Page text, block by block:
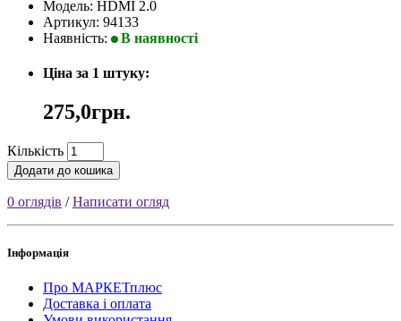
Модель: HDMI 2.0
Артикул: 94133
Наявність:
В наявності
Ціна за 1 штуку:
275,0грн.
Кількість
Додати до кошика
0 оглядів /Написати огляд
Інформація
Про МАРКЕТплюс
Доставка і оплата